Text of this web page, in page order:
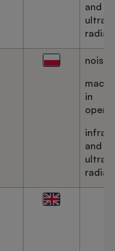
and
noise
in
and